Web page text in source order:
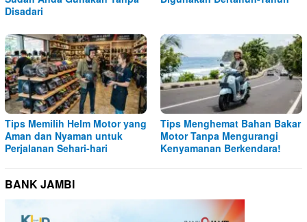
Disadari
Tips Memilih Helm Motor yang
Aman dan Nyaman untuk
Perjalanan Sehari-hari
Tips Menghemat Bahan Bakar
Motor Tanpa Mengurangi
Kenyamanan Berkendara!
BANK JAMBI